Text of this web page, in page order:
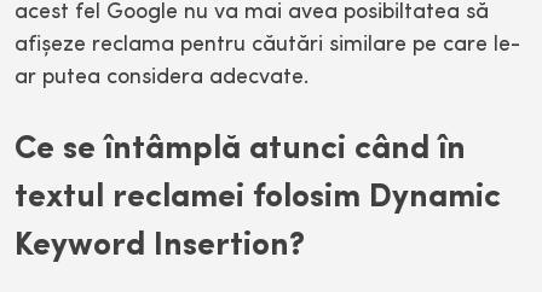
acest fel Google nu va mai avea posibiltatea să
afişeze reclama pentru căutări similare pe care le-
ar putea considera adecvate.
Ce se întâmplă atunci când în
textul reclamei folosim Dynamic
Keyword Insertion?